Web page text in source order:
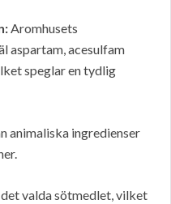
Aromhusets
aspartam, acesulfam
speglar en tydlig
animaliska ingredienser
det valda sötmedlet, vilket